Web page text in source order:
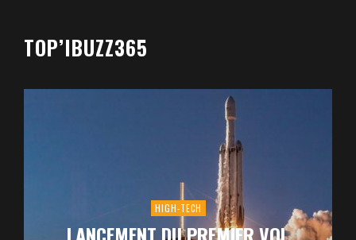
TOP’IBUZZ365
HIGH-TECH
LANCEMENT DU PREMIER VOL